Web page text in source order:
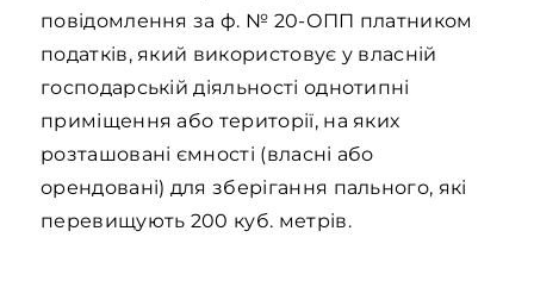
повідомлення за ф. № 20-ОПП платником
податків, який використовує у власній
господарській діяльності однотипні
приміщення або території, на яких
розташовані ємності (власні або
орендовані) для зберігання пального, які
перевищують 200 куб. метрів.